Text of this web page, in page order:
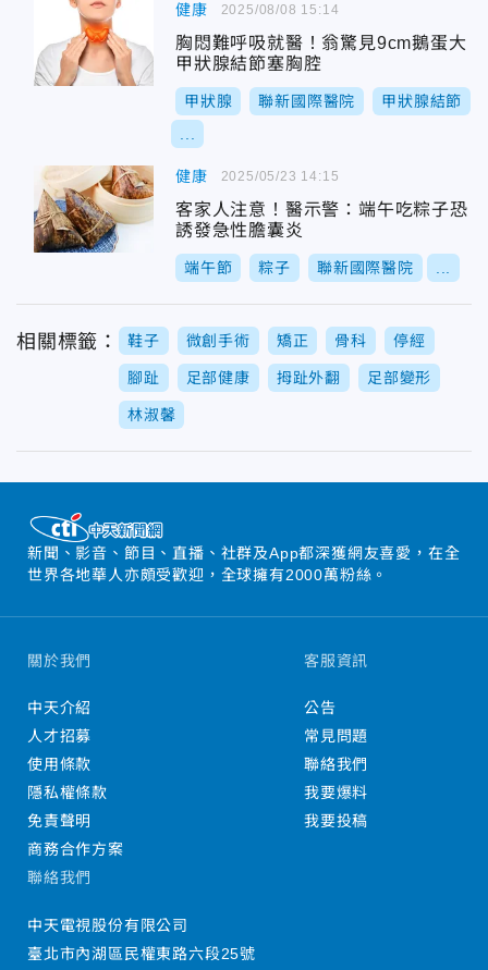
健康
胸悶難呼吸就醫！翁驚見9cm鵝蛋大
甲狀腺結節塞胸腔
甲狀腺 聯新國際醫院 甲狀腺結節
2025/08/08 15:14
健康
客家人注意！醫示警：端午吃粽子恐
誘發急性膽囊炎
端午節 粽子 聯新國際醫院
2025/05/23 14:15
相關標籤： 鞋子 微創手術 矯正 骨科 停經
腳趾 足部健康 拇趾外翻 足部變形
林淑馨
新聞、影音、節目、直播、社群及App都深獲網友喜愛，在全
世界各地華人亦頗受歡迎，全球擁有2000萬粉絲。
關於我們
中天介紹
人才招募
使用條款
隱私權條款
免責聲明
商務合作方案
客服資訊
公告
常見問題
聯絡我們
我要爆料
我要投稿
聯絡我們
中天電視股份有限公司
臺北市內湖區民權東路六段25號